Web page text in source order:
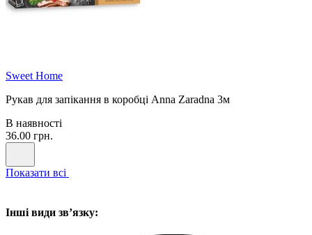
Sweet Home
Рукав для запікання в коробці Anna Zaradna 3м
В наявності
36.00 грн.
Показати всі
Інші види звʼязку: